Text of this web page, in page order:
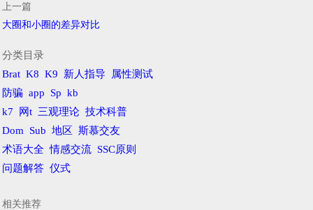
上一篇
大圈和小圈的差异对比
分类目录
Brat K8 K9 新人指导
属性测试
防骗 app Sp kb
k7
网t 三观理论 技术科普
Dom
Sub 地区
斯慕交友
术语大全 情感交流 SSC原则
问题解答 仪式
相关推荐